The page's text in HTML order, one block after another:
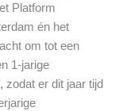
Platform
én het
om tot een
1-jarige
zodat er dit jaar tijd